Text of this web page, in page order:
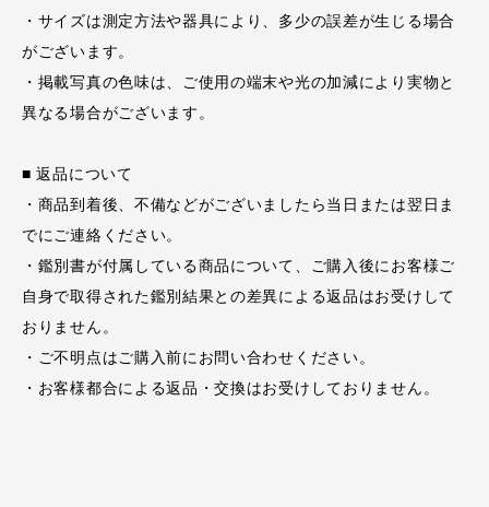
・サイズは測定方法や器具により、多少の誤差が生じる場合
がございます。
・掲載写真の色味は、ご使用の端末や光の加減により実物と
異なる場合がございます。
■ 返品について
・商品到着後、不備などがございましたら当日または翌日ま
でにご連絡ください。
・鑑別書が付属している商品について、ご購入後にお客様ご
自身で取得された鑑別結果との差異による返品はお受けして
おりません。
・ご不明点はご購入前にお問い合わせください。
・お客様都合による返品・交換はお受けしておりません。